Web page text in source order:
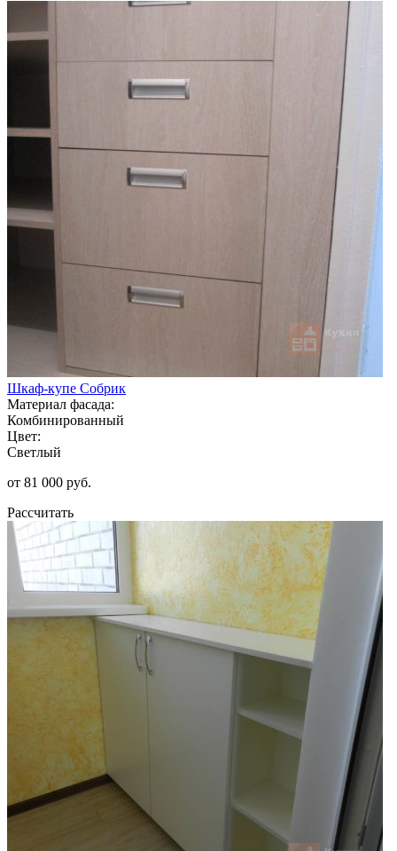
Шкаф-купе Собрик
Материал фасада:
Комбинированный
Цвет:
Светлый
от 81 000 руб.
Рассчитать